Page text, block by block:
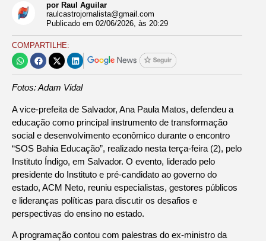
por Raul Aguilar
raulcastrojornalista@gmail.com
Publicado em 02/06/2026, às 20:29
COMPARTILHE:
Fotos: Adam Vidal
A vice-prefeita de Salvador, Ana Paula Matos, defendeu a
educação como principal instrumento de transformação
social e desenvolvimento econômico durante o encontro
“SOS Bahia Educação”, realizado nesta terça-feira (2), pelo
Instituto Índigo, em Salvador. O evento, liderado pelo
presidente do Instituto e pré-candidato ao governo do
estado, ACM Neto, reuniu especialistas, gestores públicos
e lideranças políticas para discutir os desafios e
perspectivas do ensino no estado.
A programação contou com palestras do ex-ministro da